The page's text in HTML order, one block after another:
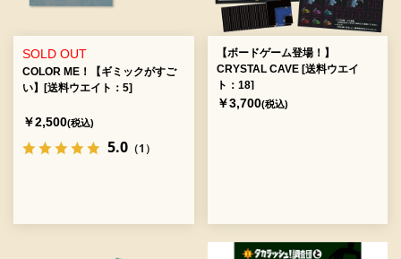
SOLD OUT
COLOR ME！【ギミックがすご
い】[送料ウエイト：5]
￥2,500(税込)
5.0 （1）
【ボードゲーム登場！】
CRYSTAL CAVE [送料ウエイ
ト：18]
￥3,700(税込)